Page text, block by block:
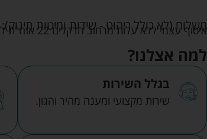
משלוח (לא כולל ריהוט - שידות ומיטות תינוק):
איסוף עצמי ללא עלות מרחוב הדקלים 22 אזה"ת לב הארץ ראש העין
למה אצלנו?
בגלל השירות
שירות מקצועי ומענה מהיר והגון.